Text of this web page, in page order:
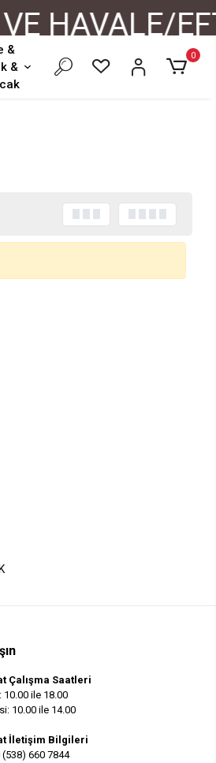
HAVALE/
&
&
0
Çalışma Saatleri
ile 18.00
10.00 ile 14.00
İletişim Bilgileri
660 7844